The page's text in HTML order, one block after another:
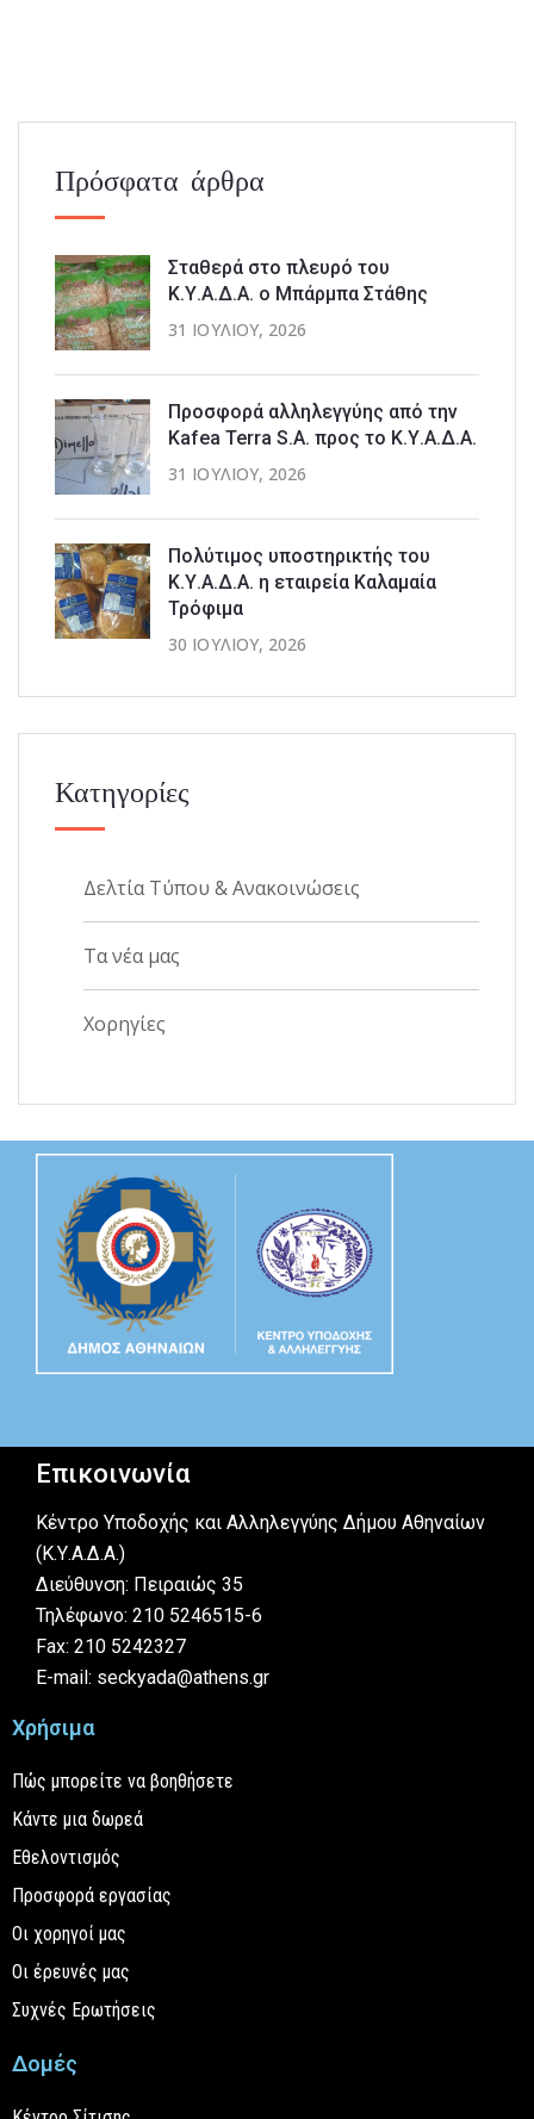
Πρόσφατα άρθρα
Σταθερά στο πλευρό του
Κ.Υ.Α.Δ.Α. ο Μπάρμπα Στάθης
31 ΙΟΥΛΊΟΥ, 2026
Προσφορά αλληλεγγύης από την
Kafea Terra S.A. προς το Κ.Υ.Α.Δ.Α.
31 ΙΟΥΛΊΟΥ, 2026
Πολύτιμος υποστηρικτής του
Κ.Υ.Α.Δ.Α. η εταιρεία Καλαμαία
Τρόφιμα
30 ΙΟΥΛΊΟΥ, 2026
Κατηγορίες
Δελτία Τύπου & Ανακοινώσεις
Τα νέα μας
Χορηγίες
Επικοινωνία
Κέντρο Υποδοχής και Αλληλεγγύης Δήμου Αθηναίων
(Κ.Υ.Α.Δ.Α.)
Διεύθυνση: Πειραιώς 35
Τηλέφωνο: 210 5246515-6
Fax: 210 5242327
E-mail: seckyada@athens.gr
Χρήσιμα
Πώς μπορείτε να βοηθήσετε
Κάντε μια δωρεά
Εθελοντισμός
Προσφορά εργασίας
Οι χορηγοί μας
Οι έρευνές μας
Συχνές Ερωτήσεις
Δομές